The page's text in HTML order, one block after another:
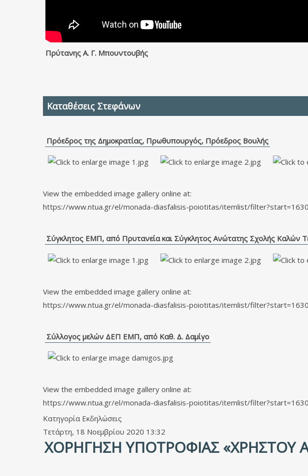
Πρύτανης Α. Γ. Μπουντουβής
Καταθέσεις Στεφάνων
Πρόεδρος της Δημοκρατίας, Πρωθυπουργός, Πρόεδρος Βουλής
View the embedded image gallery online at:
https://www.ntua.gr/el/monada-diasfalisis-poiotitas/itemlist/
Σύγκλητος ΕΜΠ, από Πρυτανεία και Σύγκλητος Ανώτατης Σχολής
View the embedded image gallery online at:
https://www.ntua.gr/el/monada-diasfalisis-poiotitas/itemlist/
Σύλλογος μελών ΔΕΠ ΕΜΠ, από Καθ. Δ. Δαμίγο
View the embedded image gallery online at:
https://www.ntua.gr/el/monada-diasfalisis-poiotitas/itemlist/
Κατηγορία Εκδηλώσεις
Τετάρτη, 18 Νοεμβρίου 2020 13:32
ΧΟΡΉΓΗΣΗ ΥΠΟΤΡΟΦΊΑΣ «ΧΡΉΣΤΟΥ